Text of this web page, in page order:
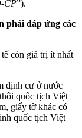
CP”).
phải đáp ứng các
còn giá trị ít nhất
định cư ở nước
quốc tịch Việt
giấy tờ khác có
quốc tịch Việt